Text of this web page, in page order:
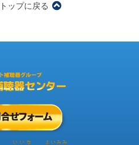
ップに戻る